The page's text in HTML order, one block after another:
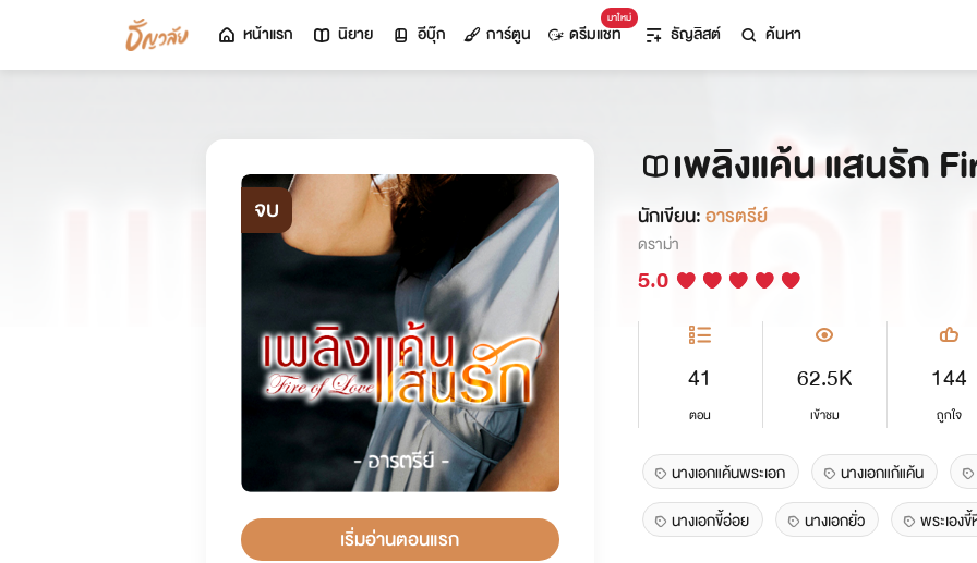
หน้าแรก นิยาย อีบุ๊ก การ์ตูน
มาใหม่
ดรีมแชท ธัญลิสต์ ค้นหา
จบ
เริ่มอ่านตอนแรก
เพลิงแค้น แสนรัก
นักเขียน:อารตรีย์
ดราม่า
5.0
41
ตอน
62.5K
เข้าชม
144
ถูกใจ
นางเอกแค้นพระเอก นางเอกแก้แค้น
นางเอกขี้อ่อย
นางเอกยั่ว พระเองขี้